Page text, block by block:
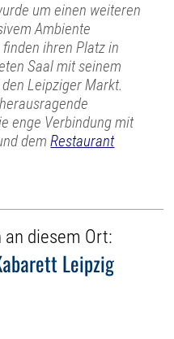
um einen weiteren
Ambiente
ihren Platz in
Saal mit seinem
Leipziger Markt.
enge Verbindung mit
demRestaurant
diesem Ort:
Leipzig